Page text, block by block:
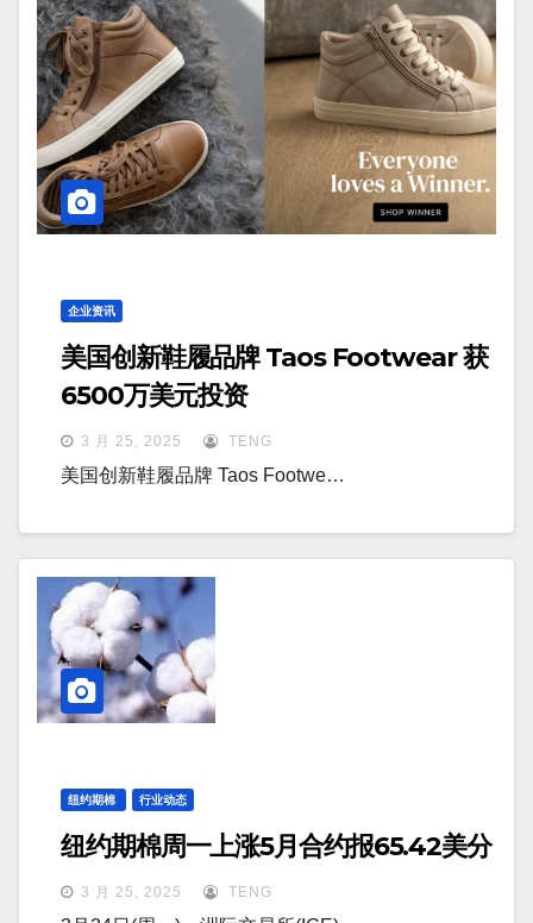
企业资讯
美国创新鞋履品牌 Taos Footwear 获
6500万美元投资
3 月 25, 2025 TENG
美国创新鞋履品牌 Taos Footwe…
纽约期棉 行业动态
纽约期棉周一上涨5月合约报65.42美分
3 月 25, 2025 TENG